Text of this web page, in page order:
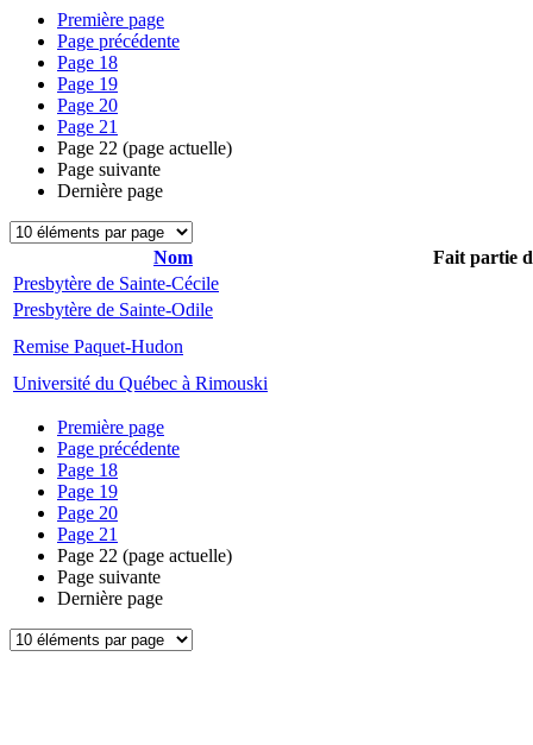
Première page
Page précédente
Page 18
Page 19
Page 20
Page 21
Page 22 (page actuelle)
Page suivante
Dernière page
Nom
Fait partie
Presbytère de Sainte-Cécile
Presbytère de Sainte-Odile
Remise Paquet-Hudon
Université du Québec à Rimouski
Première page
Page précédente
Page 18
Page 19
Page 20
Page 21
Page 22 (page actuelle)
Page suivante
Dernière page